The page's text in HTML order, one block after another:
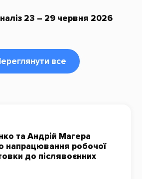
23 – 29 червня 2026
все
та Андрій Магера
напрацювання робочої
до післявоєнних